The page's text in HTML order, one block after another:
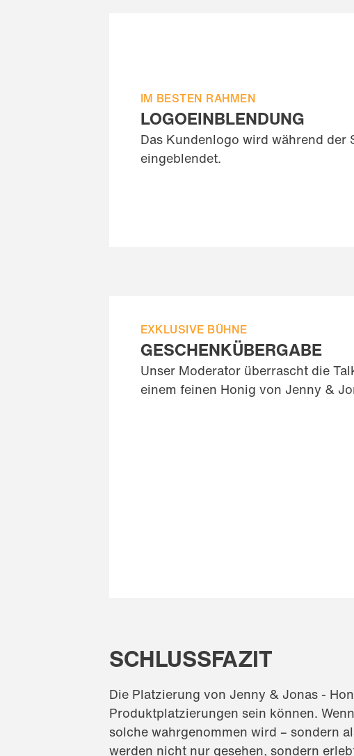
IM BESTEN RAHMEN
LOGOEINBLENDUNG
Das Kundenlogo wird während der
eingeblendet.
EXKLUSIVE BÜHNE
GESCHENKÜBERGABE
Unser Moderator überrascht die
einem feinen Honig von Jenny &
SCHLUSSFAZIT
Die Platzierung von Jenny & Jonas -
Produktplatzierungen sein können.
solche wahrgenommen wird – sondern
werden nicht nur gesehen, sondern